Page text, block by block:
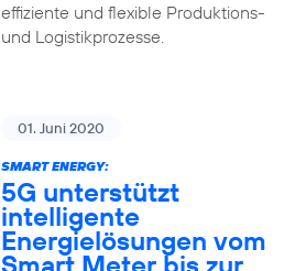
effiziente und flexible Produktions-
und Logistikprozesse.
01. Juni 2020
SMART ENERGY:
5G unterstützt
intelligente
Energielösungen vom
Smart Meter bis zur